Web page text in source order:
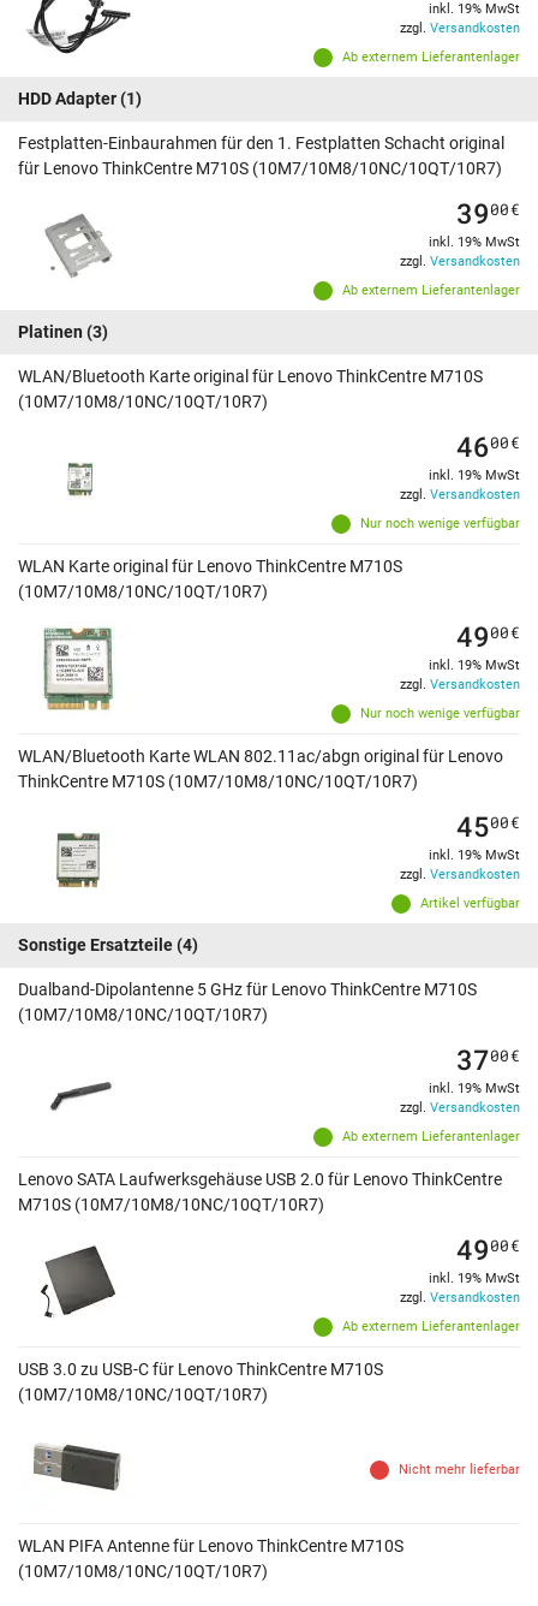
Ab externem Lieferantenlager
inkl. 19% MwSt
zzgl. Versandkosten
HDD Adapter(1)
Festplatten-Einbaurahmen für den 1. Festplatten Schacht original
für Lenovo ThinkCentre M710S (10M7/10M8/10NC/10QT/10R7)
Ab externem Lieferantenlager
3900€
inkl. 19% MwSt
zzgl. Versandkosten
Platinen (3)
WLAN/Bluetooth Karte original für Lenovo ThinkCentre M710S
(10M7/10M8/10NC/10QT/10R7)
Nur noch wenige verfügbar
4600€
inkl. 19% MwSt
zzgl. Versandkosten
WLAN Karte original für Lenovo ThinkCentre M710S
(10M7/10M8/10NC/10QT/10R7)
Nur noch wenige verfügbar
4900€
inkl. 19% MwSt
zzgl. Versandkosten
WLAN/Bluetooth Karte WLAN 802.11ac/abgn original für Lenovo
ThinkCentre M710S (10M7/10M8/10NC/10QT/10R7)
Artikel verfügbar
4500€
inkl. 19% MwSt
zzgl. Versandkosten
Sonstige Ersatzteile(4)
Dualband-Dipolantenne 5 GHz für Lenovo ThinkCentre M710S
(10M7/10M8/10NC/10QT/10R7)
Ab externem Lieferantenlager
3700€
inkl. 19% MwSt
zzgl. Versandkosten
Lenovo SATA Laufwerksgehäuse USB 2.0 für Lenovo ThinkCentre
M710S (10M7/10M8/10NC/10QT/10R7)
Ab externem Lieferantenlager
4900€
inkl. 19% MwSt
zzgl. Versandkosten
USB 3.0 zu USB-C für Lenovo ThinkCentre M710S
(10M7/10M8/10NC/10QT/10R7)
Nicht mehr lieferbar
WLAN PIFA Antenne für Lenovo ThinkCentre M710S
(10M7/10M8/10NC/10QT/10R7)